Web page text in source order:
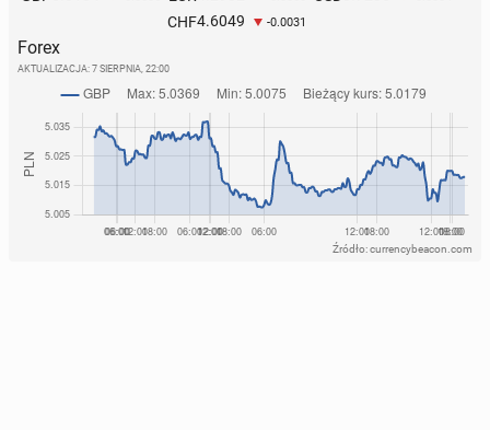
CHF4.6049 -0.0031
Forex
AKTUALIZACJA: 7 SIERPNIA, 22:00
Źródło: currencybeacon.com